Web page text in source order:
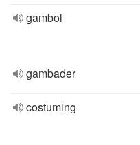
gambol
gambader
costuming